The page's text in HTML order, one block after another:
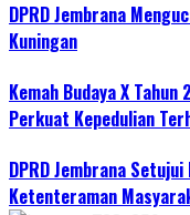
DPRD Jembrana
Kuningan
Kemah Budaya X
Perkuat Kepedulian
DPRD Jembrana
Ketenteraman